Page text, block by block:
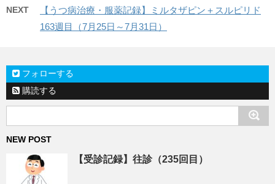
NEXT
【うつ病治療・服薬記録】ミルタザピン＋スルピリド
163週目（7月25日～7月31日）
フォローする
購読する
NEW POST
【受診記録】往診（235回目）